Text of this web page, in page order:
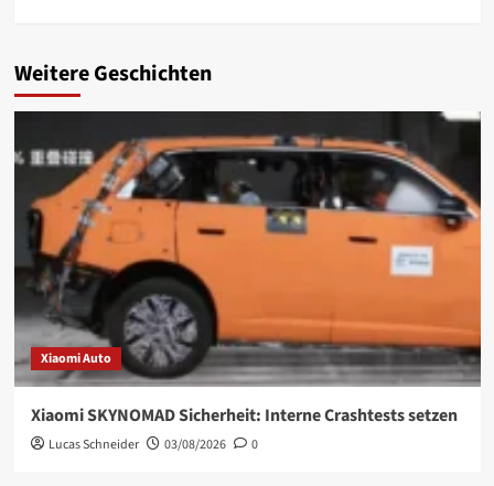
Weitere Geschichten
Xiaomi Auto
Xiaomi SKYNOMAD Sicherheit: Interne Crashtests setzen
Lucas Schneider 03/08/2026 0